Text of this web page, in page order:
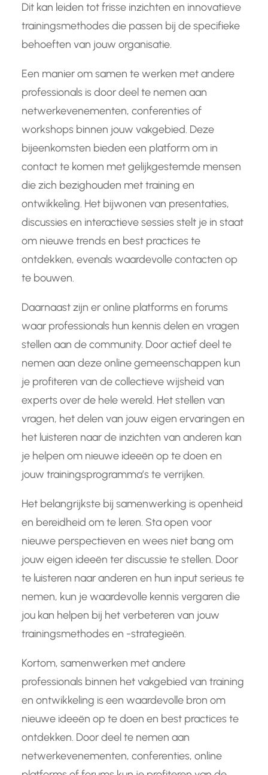
Dit kan leiden tot frisse inzichten en innovatieve
trainingsmethodes die passen bij de specifieke
behoeften van jouw organisatie.
Een manier om samen te werken met andere
professionals is door deel te nemen aan
netwerkevenementen, conferenties of
workshops binnen jouw vakgebied. Deze
bijeenkomsten bieden een platform om in
contact te komen met gelijkgestemde mensen
die zich bezighouden met training en
ontwikkeling. Het bijwonen van presentaties,
discussies en interactieve sessies stelt je in staat
om nieuwe trends en best practices te
ontdekken, evenals waardevolle contacten op
te bouwen.
Daarnaast zijn er online platforms en forums
waar professionals hun kennis delen en vragen
stellen aan de community. Door actief deel te
nemen aan deze online gemeenschappen kun
je profiteren van de collectieve wijsheid van
experts over de hele wereld. Het stellen van
vragen, het delen van jouw eigen ervaringen en
het luisteren naar de inzichten van anderen kan
je helpen om nieuwe ideeën op te doen en
jouw trainingsprogramma’s te verrijken.
Het belangrijkste bij samenwerking is openheid
en bereidheid om te leren. Sta open voor
nieuwe perspectieven en wees niet bang om
jouw eigen ideeën ter discussie te stellen. Door
te luisteren naar anderen en hun input serieus te
nemen, kun je waardevolle kennis vergaren die
jou kan helpen bij het verbeteren van jouw
trainingsmethodes en -strategieën.
Kortom, samenwerken met andere
professionals binnen het vakgebied van training
en ontwikkeling is een waardevolle bron om
nieuwe ideeën op te doen en best practices te
ontdekken. Door deel te nemen aan
netwerkevenementen, conferenties, online